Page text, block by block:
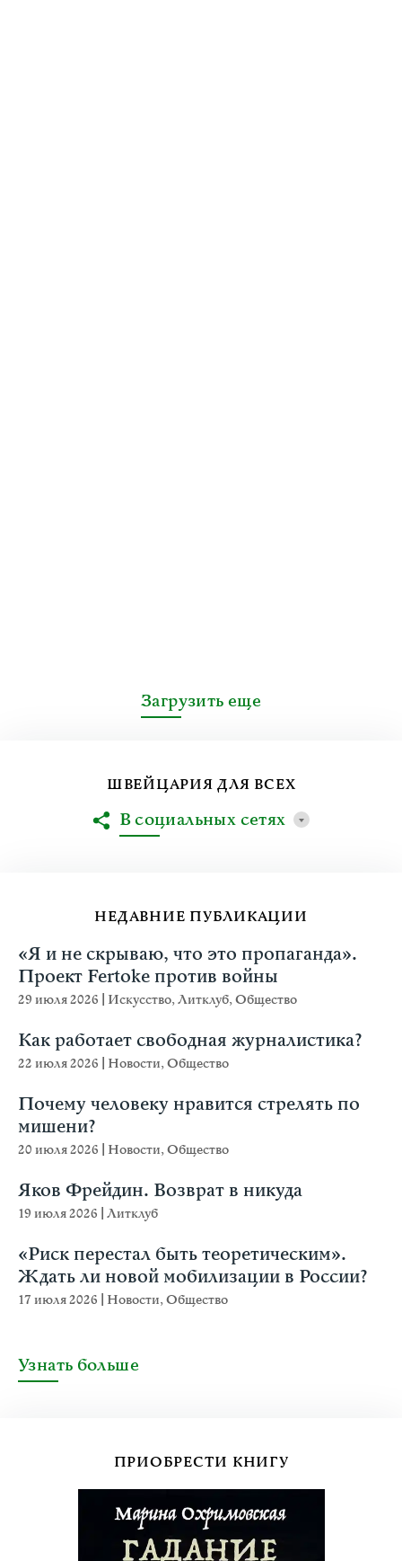
Загрузить еще
НЕДАВНИЕ ПУБЛИКАЦИИ
«Я и не скрываю, что это пропаганда».
Проект Fertoke против войны
29 июля 2026 Искусство,Литклуб,Общество
Как работает свободная журналистика?
22 июля 2026 Новости,Общество
Почему человеку нравится стрелять по
мишени?
20 июля 2026 Новости,Общество
Яков Фрейдин. Возврат в никуда
19 июля 2026 Литклуб
«Риск перестал быть теоретическим».
Ждать ли новой мобилизации в России?
17 июля 2026 Новости,Общество
Узнать больше
ПРИОБРЕСТИ КНИГУ
ШВЕЙЦАРИЯ ДЛЯ ВСЕХ
В социальных сетях